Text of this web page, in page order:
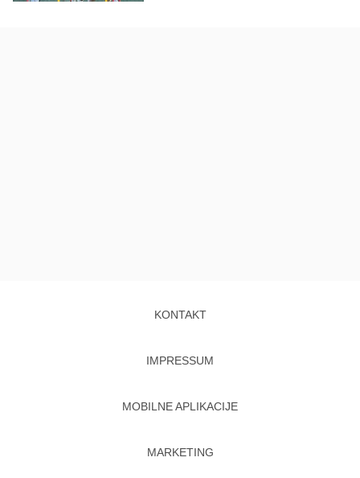
KONTAKT
IMPRESSUM
MOBILNE APLIKACIJE
MARKETING